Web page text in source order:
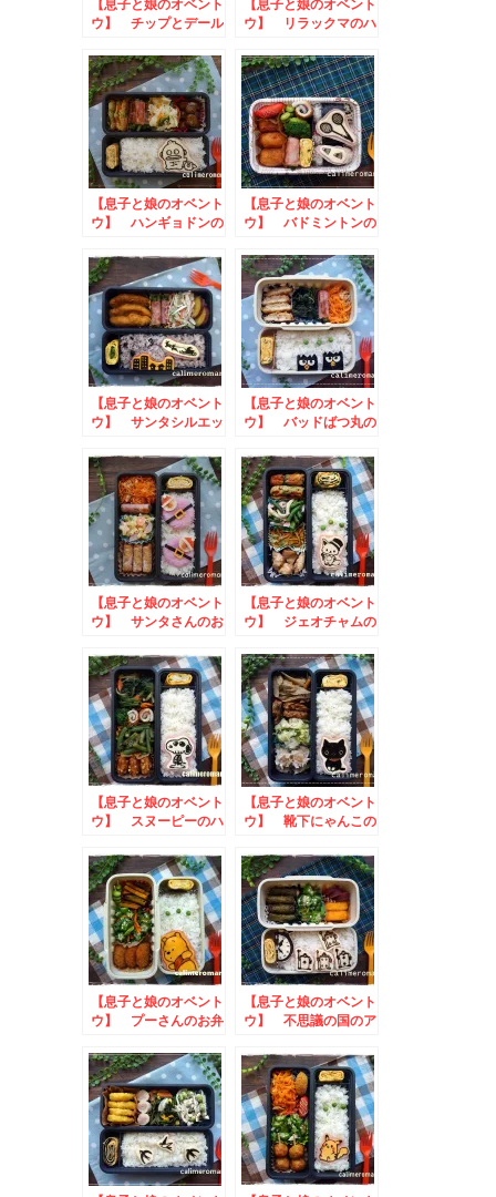
【息子と娘のオベント
ウ】 チップとデール
【息子と娘のオベント
ウ】 リラックマのハ
【息子と娘のオベント
ウ】 ハンギョドンの
【息子と娘のオベント
ウ】 バドミントンの
【息子と娘のオベント
ウ】 サンタシルエッ
【息子と娘のオベント
ウ】 バッドばつ丸の
【息子と娘のオベント
ウ】 サンタさんのお
【息子と娘のオベント
ウ】 ジェオチャムの
【息子と娘のオベント
ウ】 スヌーピーのハ
【息子と娘のオベント
ウ】 靴下にゃんこの
【息子と娘のオベント
ウ】 プーさんのお弁
【息子と娘のオベント
ウ】 不思議の国のア